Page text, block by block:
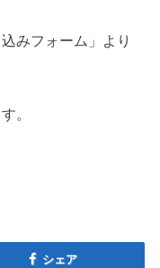
みフォーム」より
。
シェア